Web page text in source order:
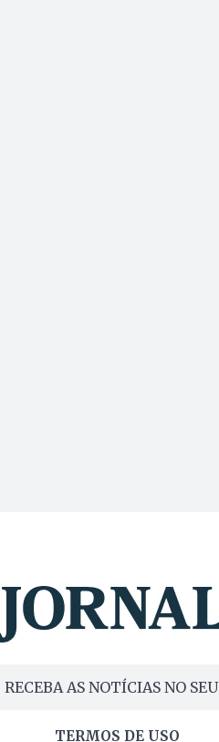
RECEBA AS NOTÍCIAS NO
TERMOS DE USO